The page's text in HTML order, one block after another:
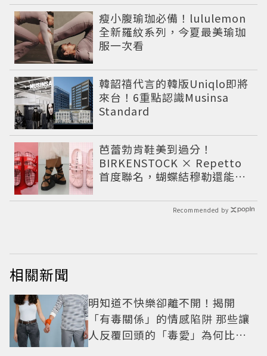
瘦小腹瑜珈必備！lululemon
全新羅紋系列，今夏最美瑜珈
服一次看
韓韶禧代言的韓版Uniqlo即將
來台！6重點認識Musinsa
Standard
芭蕾勃肯鞋美到過分！
BIRKENSTOCK × Repetto
首度聯名，蝴蝶結穆勒還能綁
Recommended by
相關新聞
明知道不快樂卻離不開！揭開
「有毒關係」的情感陷阱 那些讓
人反覆回頭的「毒愛」為何比菸